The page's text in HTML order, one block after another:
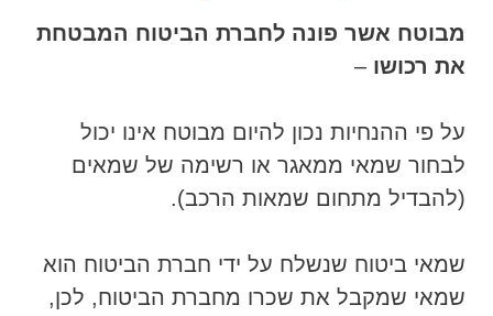
מבוטח אשר פונה לחברת הביטוח המבטחת
את רכושו –
על פי ההנחיות נכון להיום מבוטח אינו יכול
לבחור שמאי ממאגר או רשימה של שמאים
(להבדיל מתחום שמאות הרכב).
שמאי ביטוח שנשלח על ידי חברת הביטוח הוא
שמאי שמקבל את שכרו מחברת הביטוח, לכן,